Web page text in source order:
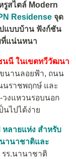
รูสไตล์ Modern
Residense จุด
ปแบบบ้าน ฟังก์ชัน
ที่แน่นหนา
นี ในเขตทวีวัฒนา
ขนานลอยฟ้า, ถนน
ราชพฤกษ์ และ
วงแหวนรอบนอก
นไปได้ง่าย
หลายแห่ง สำหรับ
นานาชาติและ
รร.นานาชาติ